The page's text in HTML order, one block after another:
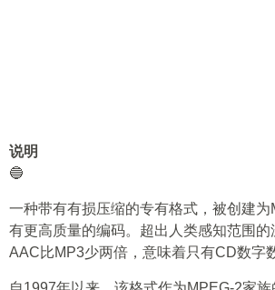
说明
🔵
一种带有有损压缩的专有格式，被创建
有更高质量的编码。超出人类感知范围的
AAC比MP3少两倍，意味着只有CD数字